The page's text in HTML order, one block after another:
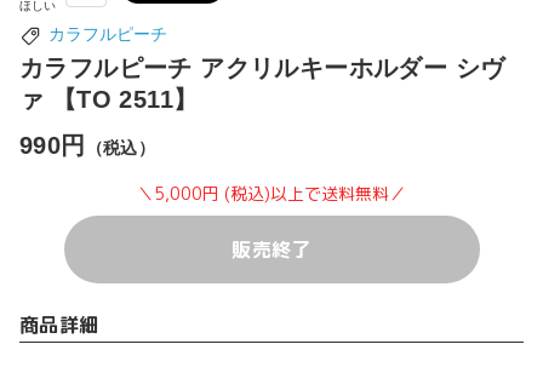
カラフルピーチ
カラフルピーチ アクリルキーホルダー シヴ
ァ 【TO 2511】
990円
（税込）
＼5,000円 (税込)以上で送料無料／
販売終了
商品詳細